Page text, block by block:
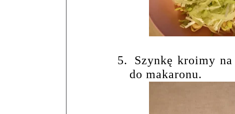
5.
Szynkę kroimy
do makaronu.